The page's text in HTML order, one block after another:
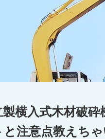
製横入式木材破
と注意点教えちゃ